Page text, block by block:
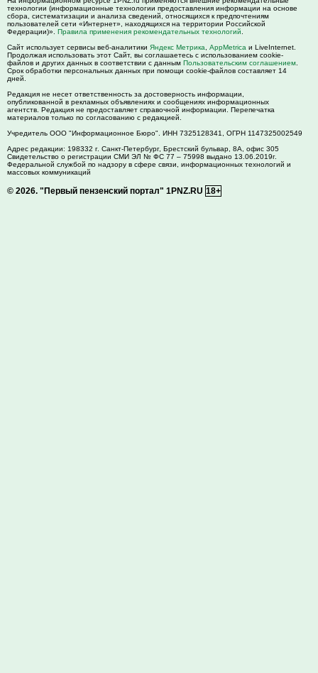
технологии (информационные технологии предоставления информации на основе
сбора, систематизации и анализа сведений, относящихся к предпочтениям
пользователей сети «Интернет», находящихся на территории Российской
Федерации)». Правила применения рекомендательных технологий
Сайт использует сервисы веб-аналитики Яндекс Метрика AppMetrica и LiveInternet.
Продолжая использовать этот Сайт, вы соглашаетесь с использованием cookie-
файлов и других данных в соответствии с данным Пользовательским соглашением
Срок обработки персональных данных при помощи cookie-файлов составляет 14
дней.
Редакция не несет ответственность за достоверность информации,
опубликованной в рекламных объявлениях и сообщениях информационных
агентств. Редакция не предоставляет справочной информации. Перепечатка
материалов только по согласованию с редакцией.
Учредитель ООО "Информационное Бюро". ИНН 7325128341, ОГРН 1147325002549
Адрес редакции: 198332 г. Санкт-Петербург, Брестский бульвар, 8А, офис 305
Свидетельство о регистрации СМИ ЭЛ № ФС 77 – 75998 выдано 13.06.2019г.
Федеральной службой по надзору в сфере связи, информационных технологий и
массовых коммуникаций
© 2026. "Первый пензенский портал" 1PNZ.RU 18+